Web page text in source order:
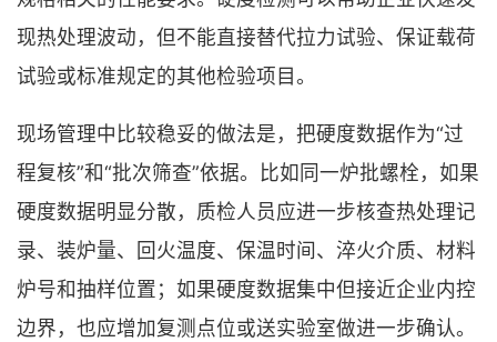
现热处理波动，但不能直接替代拉力试验、保证载荷
试验或标准规定的其他检验项目。
现场管理中比较稳妥的做法是，把硬度数据作为“过
程复核”和“批次筛查”依据。比如同一炉批螺栓，如果
硬度数据明显分散，质检人员应进一步核查热处理记
录、装炉量、回火温度、保温时间、淬火介质、材料
炉号和抽样位置；如果硬度数据集中但接近企业内控
边界，也应增加复测点位或送实验室做进一步确认。